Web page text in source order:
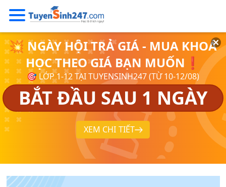
💥 NGÀY HỘI TRẢ GIÁ - MUA KHOÁ
HỌC THEO GIÁ BẠN MUỐN❗
🎯 LỚP 1-12 TẠI TUYENSINH247 (TỪ 10-12/08)
BẮT ĐẦU SAU 1 NGÀY
XEM CHI TIẾT